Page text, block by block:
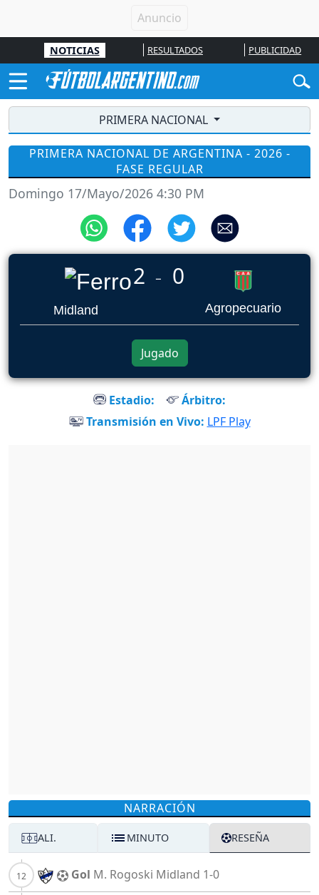
NOTICIAS RESULTADOS PUBLICIDAD
PRIMERA NACIONAL
PRIMERA NACIONAL DE ARGENTINA - 2026 -
FASE REGULAR
Domingo 17/Mayo/2026 4:30 PM
Midland
2 _ 0
Agropecuario
Jugado
Estadio:
Árbitro:
Transmisión en Vivo: LPF Play
NARRACIÓN
ALI. MINUTO RESEÑA
Gol M. Rogoski Midland 1-0